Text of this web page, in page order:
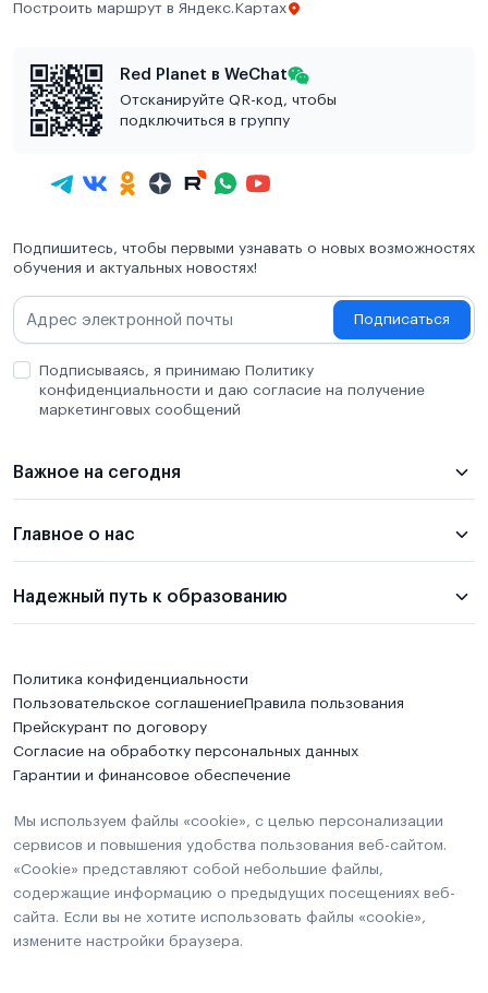
Построить маршрут в Яндекс.Картах
Red Planet в WeChat
Отсканируйте QR-код, чтобы
подключиться в группу
Подпишитесь, чтобы первыми узнавать о новых возможностях
обучения и актуальных новостях!
Подписаться
Подписываясь, я принимаю Политику
конфиденциальности и даю согласие на получение
маркетинговых сообщений
Важное на сегодня
Главное о нас
Надежный путь к образованию
Политика конфиденциальности
Пользовательское соглашениеПравила пользования
Прейскурант по договору
Согласие на обработку персональных данных
Гарантии и финансовое обеспечение
Мы используем файлы «cookie», с целью персонализации
сервисов и повышения удобства пользования веб-сайтом.
«Cookie» представляют собой небольшие файлы,
содержащие информацию о предыдущих посещениях веб-
сайта. Если вы не хотите использовать файлы «cookie»,
измените настройки браузера.